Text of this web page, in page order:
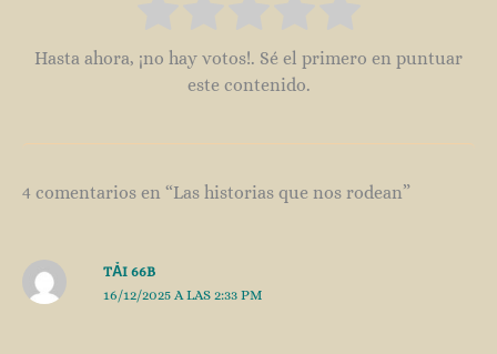
Hasta ahora, ¡no hay votos!. Sé el primero en puntuar
este contenido.
4 comentarios en “Las historias que nos rodean”
TẢI 66B
16/12/2025 A LAS 2:33 PM